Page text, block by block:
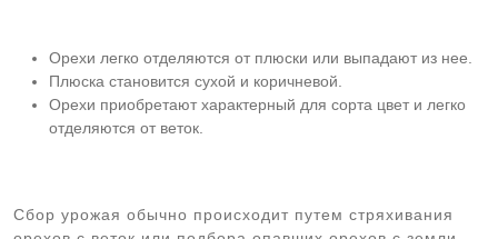
Орехи легко отделяются от плюски или выпадают из нее.
Плюска становится сухой и коричневой.
Орехи приобретают характерный для сорта цвет и легко
отделяются от веток.
Сбор урожая обычно происходит путем стряхивания